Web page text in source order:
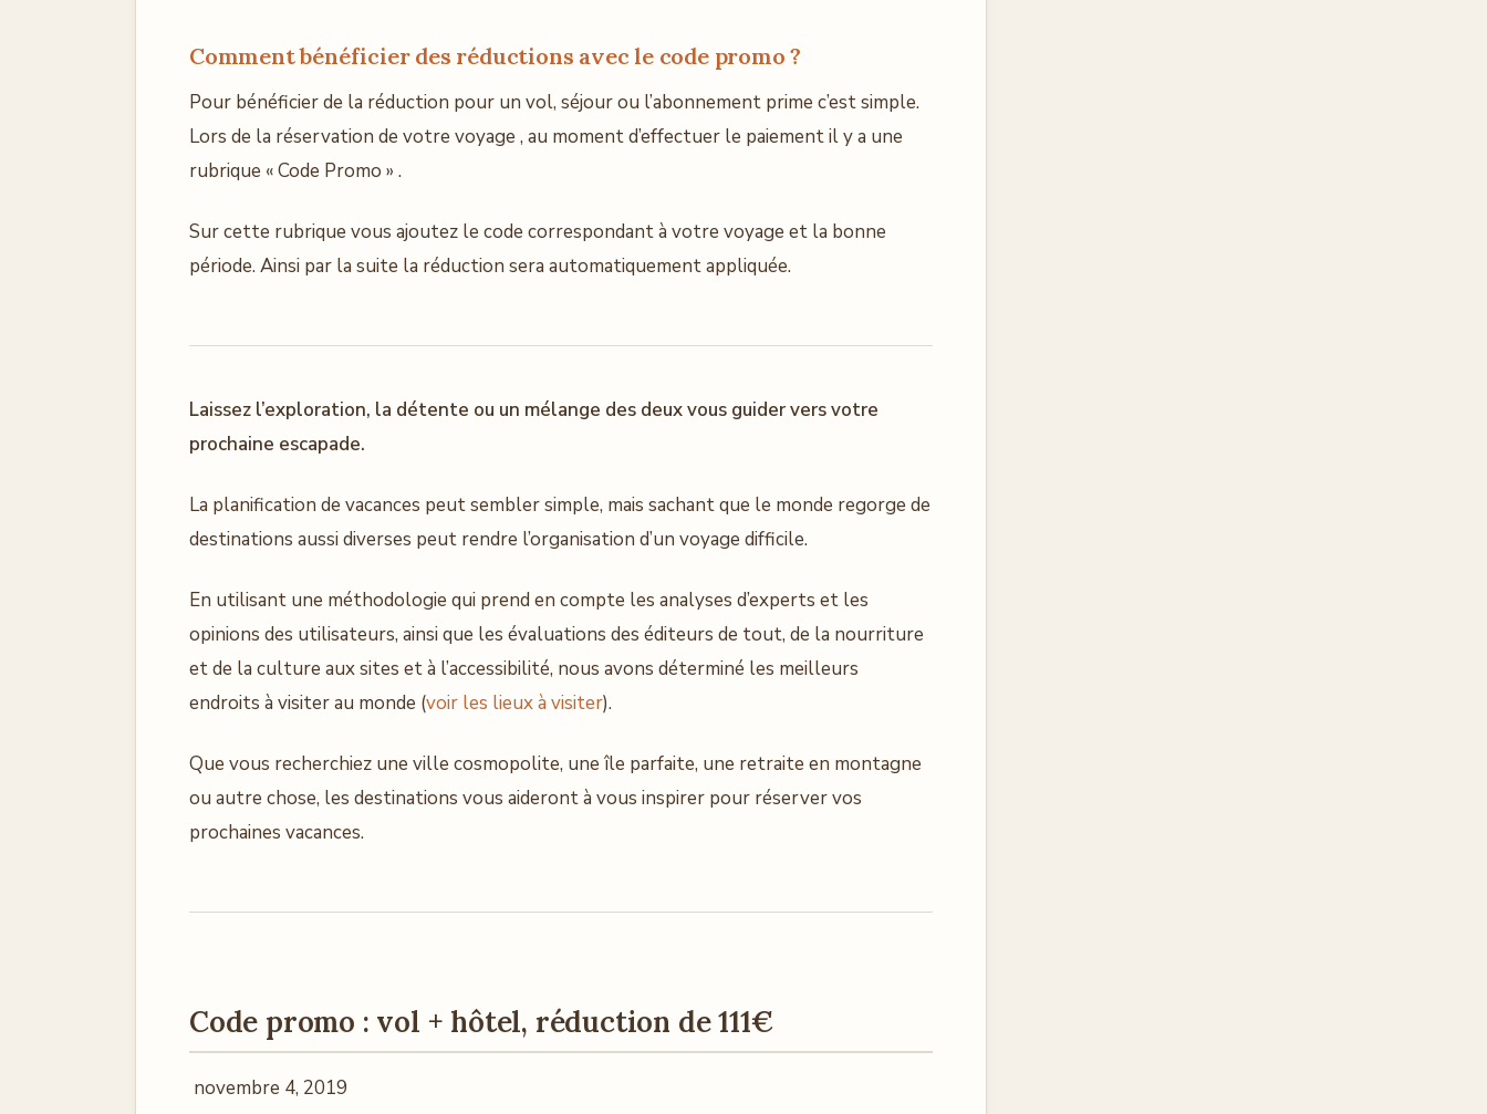
Comment bénéficier des réductions avec le code promo ?
Pour bénéficier de la réduction pour un vol, séjour ou l’abonnement prime c’est simple.
Lors de la réservation de votre voyage , au moment d’effectuer le paiement il y a une
rubrique « Code Promo » .
Sur cette rubrique vous ajoutez le code correspondant à votre voyage et la bonne
période. Ainsi par la suite la réduction sera automatiquement appliquée.
Laissez l’exploration, la détente ou un mélange des deux vous guider vers votre
prochaine escapade.
La planification de vacances peut sembler simple, mais sachant que le monde regorge de
destinations aussi diverses peut rendre l’organisation d’un voyage difficile.
En utilisant une méthodologie qui prend en compte les analyses d’experts et les
opinions des utilisateurs, ainsi que les évaluations des éditeurs de tout, de la nourriture
et de la culture aux sites et à l’accessibilité, nous avons déterminé les meilleurs
endroits à visiter au monde (voir les lieux à visiter).
Que vous recherchiez une ville cosmopolite, une île parfaite, une retraite en montagne
ou autre chose, les destinations vous aideront à vous inspirer pour réserver vos
prochaines vacances.
Code promo : vol + hôtel, réduction de 111€
novembre 4, 2019